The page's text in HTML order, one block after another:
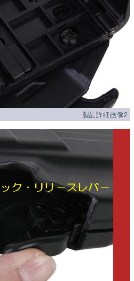
製品詳細画像2